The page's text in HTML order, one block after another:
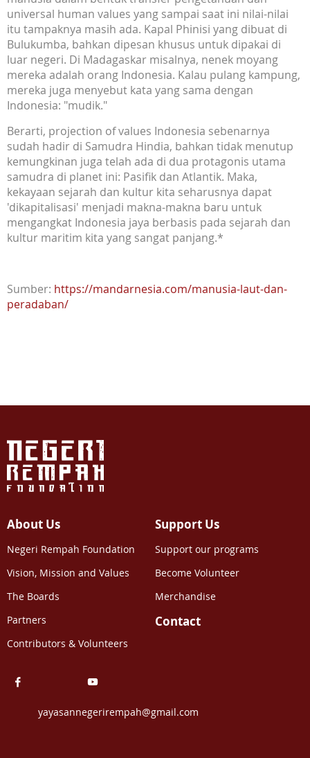
universal human values yang sampai saat ini nilai-nilai
itu tampaknya masih ada. Kapal Phinisi yang dibuat di
Bulukumba, bahkan dipesan khusus untuk dipakai di
luar negeri. Di Madagaskar misalnya, nenek moyang
mereka adalah orang Indonesia. Kalau pulang kampung,
mereka juga menyebut kata yang sama dengan
Indonesia: "mudik."
Berarti, projection of values Indonesia sebenarnya
sudah hadir di Samudra Hindia, bahkan tidak menutup
kemungkinan juga telah ada di dua protagonis utama
samudra di planet ini: Pasifik dan Atlantik. Maka,
kekayaan sejarah dan kultur kita seharusnya dapat
'dikapitalisasi' menjadi makna-makna baru untuk
mengangkat Indonesia jaya berbasis pada sejarah dan
kultur maritim kita yang sangat panjang.*
Sumber: https://mandarnesia.com/manusia-laut-dan-
peradaban/
About Us
Negeri Rempah Foundation
Vision, Mission and Values
The Boards
Partners
Contributors & Volunteers
Support Us
Support our programs
Become Volunteer
Merchandise
Contact
yayasannegerirempah@gmail.com